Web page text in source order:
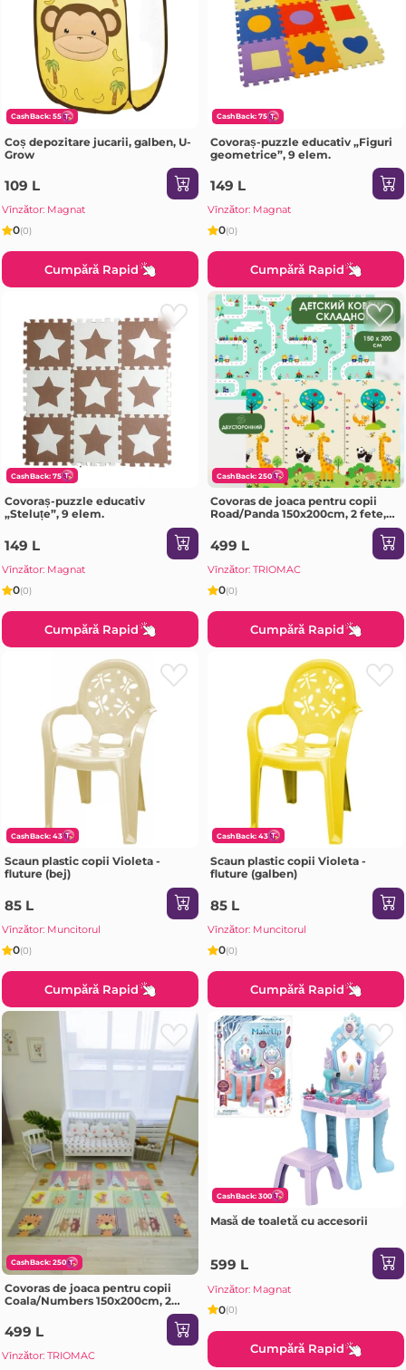
CashBack: 55
Coș depozitare jucarii, galben, U-
Grow
109 L
Vînzător: Magnat
0(0)
Cumpără Rapid
CashBack: 75
Covoraș-puzzle educativ „Figuri
geometrice”, 9 elem.
149 L
Vînzător: Magnat
0(0)
Cumpără Rapid
CashBack: 75
Covoraș-puzzle educativ
„Steluțe”, 9 elem.
149 L
Vînzător: Magnat
0(0)
Cumpără Rapid
CashBack: 250
Covoras de joaca pentru copii
Road/Panda 150x200cm, 2 fete,
499 L
Vînzător: TRIOMAC
0(0)
Cumpără Rapid
CashBack: 43
Scaun plastic copii Violeta -
fluture (bej)
85 L
Vînzător: Muncitorul
0(0)
Cumpără Rapid
CashBack: 43
Scaun plastic copii Violeta -
fluture (galben)
85 L
Vînzător: Muncitorul
0(0)
Cumpără Rapid
CashBack: 250
Covoras de joaca pentru copii
Coala/Numbers 150x200cm, 2
pliabil
499 L
Vînzător: TRIOMAC
CashBack: 300
Masă de toaletă cu accesorii
599 L
Vînzător: Magnat
0(0)
Cumpără Rapid